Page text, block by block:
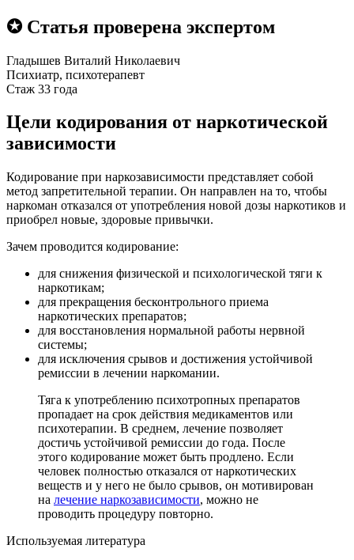
✪ Статья проверена экспертом
Гладышев Виталий Николаевич
Психиатр, психотерапевт
Стаж 33 года
Цели кодирования от наркотической
зависимости
Кодирование при наркозависимости представляет собой
метод запретительной терапии. Он направлен на то, чтобы
наркоман отказался от употребления новой дозы наркотиков и
приобрел новые, здоровые привычки.
Зачем проводится кодирование:
для снижения физической и психологической тяги к
наркотикам;
для прекращения бесконтрольного приема
наркотических препаратов;
для восстановления нормальной работы нервной
системы;
для исключения срывов и достижения устойчивой
ремиссии в лечении наркомании.
Тяга к употреблению психотропных препаратов
пропадает на срок действия медикаментов или
психотерапии. В среднем, лечение позволяет
достичь устойчивой ремиссии до года. После
этого кодирование может быть продлено. Если
человек полностью отказался от наркотических
веществ и у него не было срывов, он мотивирован
на лечение наркозависимости, можно не
проводить процедуру повторно.
Используемая литература